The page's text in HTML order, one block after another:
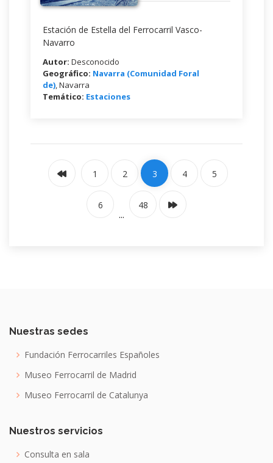
Estación de Estella del Ferrocarril Vasco-
Navarro
Autor: Desconocido
Geográfico: Navarra (Comunidad Foral
de), Navarra
Temático: Estaciones
1 2 3 4 5
6
...
48
Nuestras sedes
Fundación Ferrocarriles Españoles
Museo Ferrocarril de Madrid
Museo Ferrocarril de Catalunya
Nuestros servicios
Consulta en sala